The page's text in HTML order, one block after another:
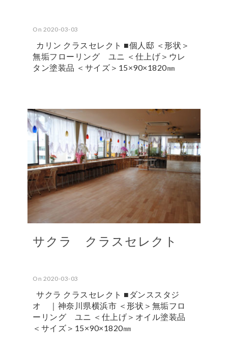
On 2020-03-03
カリン クラスセレクト ■個人邸 ＜形状＞
無垢フローリング ユニ ＜仕上げ＞ウレ
タン塗装品 ＜サイズ＞15×90×1820㎜
サクラ クラスセレクト
On 2020-03-03
サクラ クラスセレクト ■ダンススタジ
オ ｜神奈川県横浜市 ＜形状＞無垢フロ
ーリング ユニ ＜仕上げ＞オイル塗装品
＜サイズ＞15×90×1820㎜